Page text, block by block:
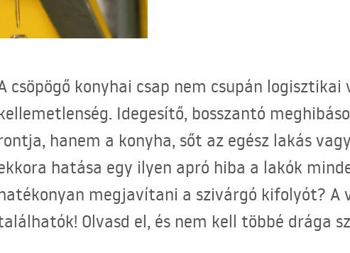
csöpögő konyhai csap nem csupán
Idegesítő, bosszantó
hanem a konyha, sőt az egész lakás
hatása egy ilyen apró hiba a lakók
megjavítani a szivárgó kifolyót? A
Olvasd el, és nem kell többé drága